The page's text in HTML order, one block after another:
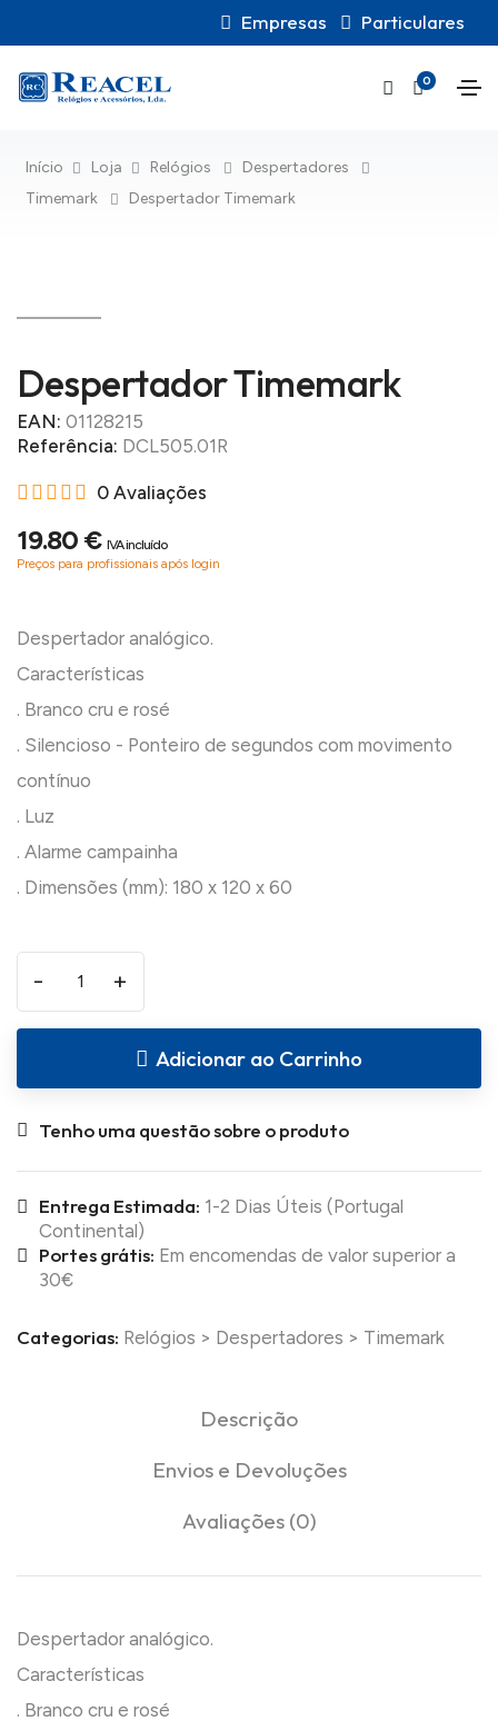
Empresas Particulares
0
Início Loja Relógios
Despertadores
Timemark
Despertador Timemark
Despertador Timemark
EAN: 01128215
Referência: DCL505.01R
0 Avaliações
19.80 € IVA incluído
Preços para profissionais após login
Despertador analógico.
Características
. Branco cru e rosé
. Silencioso - Ponteiro de segundos com movimento
contínuo
. Luz
. Alarme campainha
- +
Adicionar ao Carrinho
Tenho uma questão sobre o produto
Entrega Estimada: 1-2 Dias Úteis (Portugal
Continental)
Portes grátis: Em encomendas de valor superior a
30€
Categorias: Relógios > Despertadores > Timemark
Descrição
Envios e Devoluções
Avaliações (0)
Despertador analógico.
Características
. Branco cru e rosé